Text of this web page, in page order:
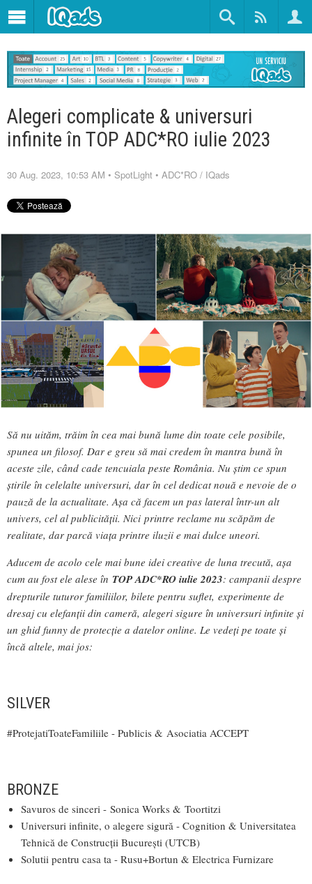
Alegeri complicate & universuri
infinite în TOP ADC*RO iulie 2023
30 Aug. 2023, 10:53 AM • SpotLight • ADC*RO / IQads
Să nu uităm, trăim în cea mai bună lume din toate cele posibile,
spunea un filosof. Dar e greu să mai credem în mantra bună în
aceste zile, când cade tencuiala peste România. Nu știm ce spun
știrile în celelalte universuri, dar în cel dedicat nouă e nevoie de o
pauză de la actualitate. Așa că facem un pas lateral într-un alt
univers, cel al publicității. Nici printre reclame nu scăpăm de
realitate, dar parcă viața printre iluzii e mai dulce uneori.
Aducem de acolo cele mai bune idei creative de luna trecută, așa
cum au fost ele alese în TOP ADC*RO iulie 2023: campanii despre
drepturile tuturor familiilor, bilete pentru suflet, experimente de
dresaj cu elefanții din cameră, alegeri sigure în universuri infinite și
un ghid funny de protecție a datelor online. Le vedeți pe toate și
încă altele, mai jos:
SILVER
#ProtejatiToateFamiliile - Publicis & Asociatia ACCEPT
BRONZE
Savuros de sinceri - Sonica Works & Toortitzi
Universuri infinite, o alegere sigură - Cognition & Universitatea
Tehnică de Construcții București (UTCB)
Solutii pentru casa ta - Rusu+Bortun & Electrica Furnizare